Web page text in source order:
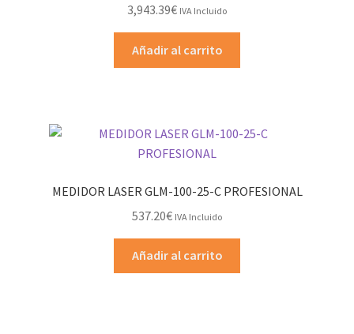
3,943.39€ IVA Incluido
Añadir al carrito
MEDIDOR LASER GLM-100-25-C PROFESIONAL
537.20€ IVA Incluido
Añadir al carrito